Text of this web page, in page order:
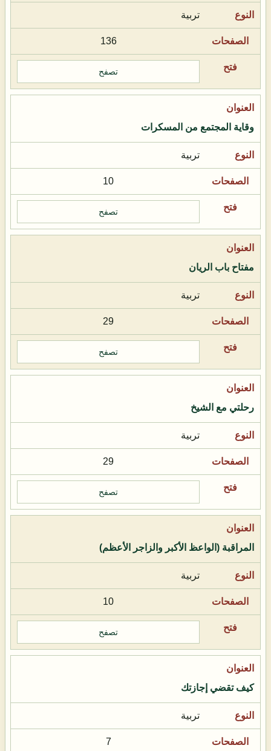
تربية
136
تصفح
وقاية المجتمع من المسكرات
تربية
10
تصفح
مفتاح باب الريان
تربية
29
تصفح
رحلتي مع الشيخ
تربية
29
تصفح
المراقبة (الواعظ الأكبر والزاجر الأعظم)
تربية
10
تصفح
كيف تقضي إجازتك
تربية
7